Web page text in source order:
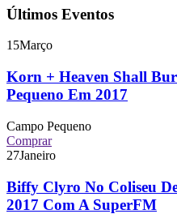
Últimos Eventos
15Março
Korn + Heaven Shall
Pequeno Em 2017
Campo Pequeno
Comprar
27Janeiro
Biffy Clyro No Coliseu
2017 Com A SuperFM